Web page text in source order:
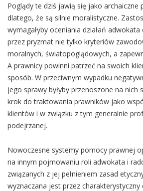
Poglądy te dziś jawią się jako archaiczne
dlatego, że są silnie moralistyczne.
wymagałyby oceniania działań
przez pryzmat nie tylko kryteriów
moralnych, światopoglądowych, a
A prawnicy powinni patrzeć na swoich
sposób. W przeciwnym wypadku
jego sprawy byłyby przenoszone na nich
krok do traktowania prawników jako
klientów i w związku z tym generalnie
podejrzanej.
Nowoczesne systemy pomocy prawnej
na innym pojmowaniu roli adwokata i
związanych z jej pełnieniem zasad
wyznaczana jest przez charakterystyczny